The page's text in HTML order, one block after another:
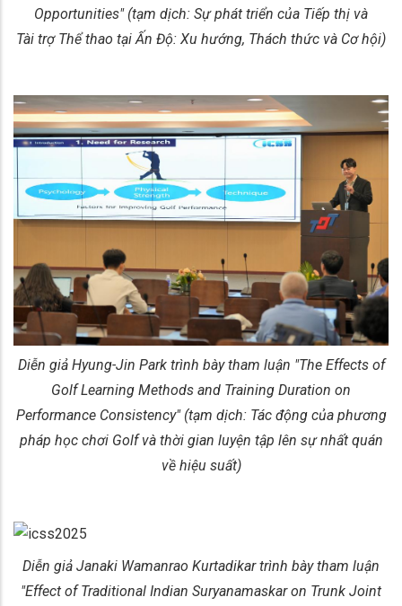
Opportunities" (tạm dịch: Sự phát triển của Tiếp thị và
Tài trợ Thể thao tại Ấn Độ: Xu hướng, Thách thức và Cơ hội)
Diễn giả Hyung-Jin Park trình bày tham luận "The Effects of
Golf Learning Methods and Training Duration on
Performance Consistency" (tạm dịch: Tác động của phương
pháp học chơi Golf và thời gian luyện tập lên sự nhất quán
về hiệu suất)
Diễn giả Janaki Wamanrao Kurtadikar trình bày tham luận
"Effect of Traditional Indian Suryanamaskar on Trunk Joint